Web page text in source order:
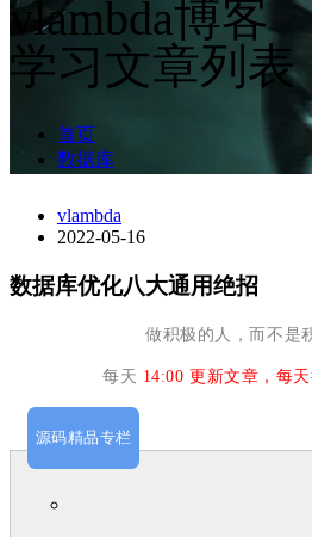
vlambda博客
学习文章列表
首页
数据库
vlambda
2022-05-16
数据库优化八大通用绝招
做积极的人，而不是
每天 14:00 更新文章，每
源码精品专栏